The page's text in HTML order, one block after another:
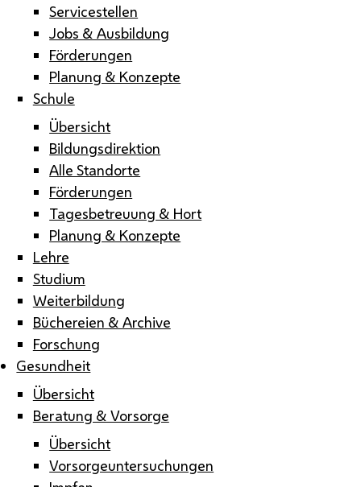
Servicestellen
Jobs & Ausbildung
Förderungen
Planung & Konzepte
Schule
Übersicht
Bildungsdirektion
Alle Standorte
Förderungen
Tagesbetreuung & Hort
Planung & Konzepte
Lehre
Studium
Weiterbildung
Büchereien & Archive
Forschung
Gesundheit
Übersicht
Beratung & Vorsorge
Übersicht
Vorsorgeuntersuchungen